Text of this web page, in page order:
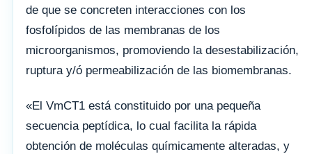
de que se concreten interacciones con los
fosfolípidos de las membranas de los
microorganismos, promoviendo la desestabilización,
ruptura y/ó permeabilización de las biomembranas.
«El VmCT1 está constituido por una pequeña
secuencia peptídica, lo cual facilita la rápida
obtención de moléculas químicamente alteradas, y